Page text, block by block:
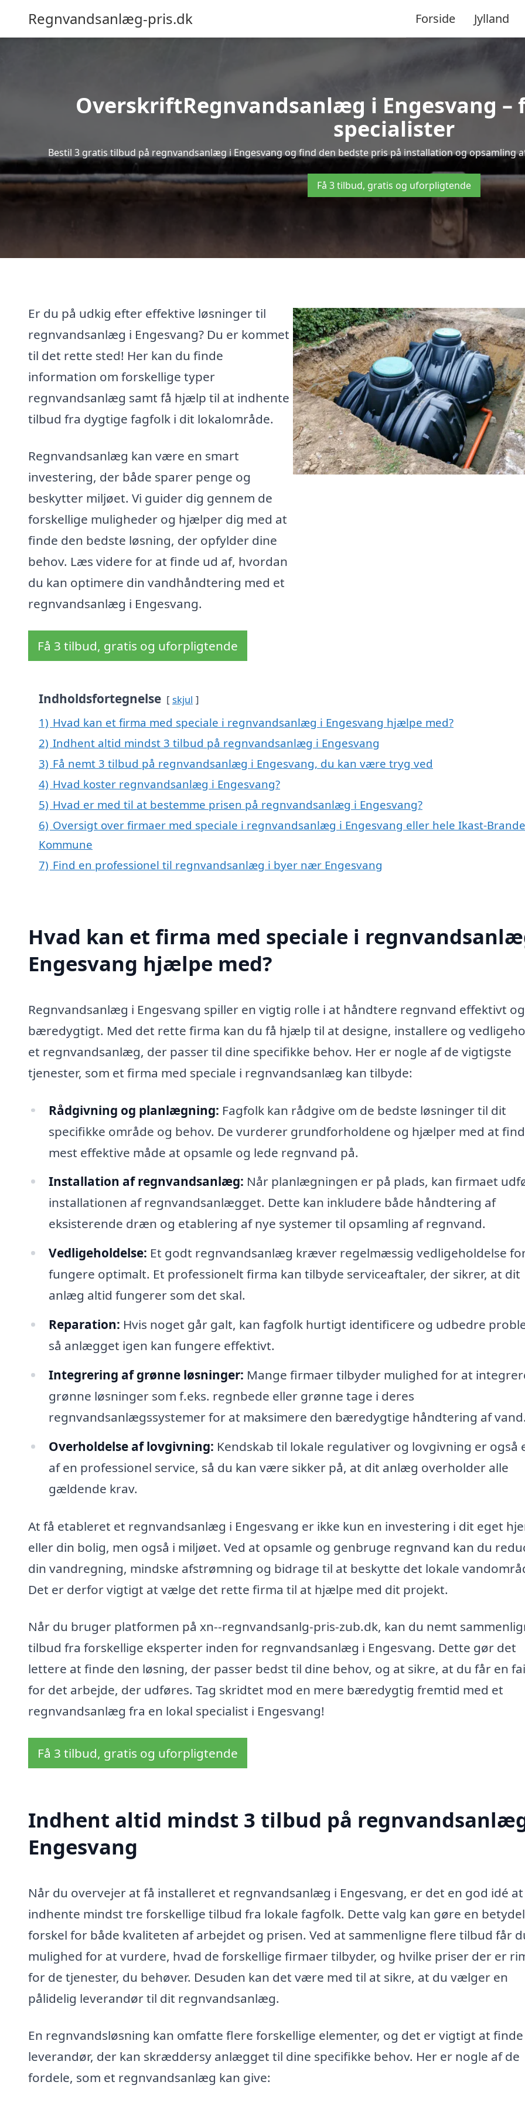
Regnvandsanlæg-pris.dk Forside Jylland
OverskriftRegnvandsanlæg i Engesvang
specialister
Bestil 3 gratis tilbud på regnvandsanlæg i Engesvang og find den bedste pris på installation og opsamling
Få 3 tilbud, gratis og uforpligtende
Er du på udkig efter effektive løsninger til
regnvandsanlæg i Engesvang? Du er kommet
til det rette sted! Her kan du finde
information om forskellige typer
regnvandsanlæg samt få hjælp til at indhente
tilbud fra dygtige fagfolk i dit lokalområde.
Regnvandsanlæg kan være en smart
investering, der både sparer penge og
beskytter miljøet. Vi guider dig gennem de
forskellige muligheder og hjælper dig med at
finde den bedste løsning, der opfylder dine
behov. Læs videre for at finde ud af, hvordan
du kan optimere din vandhåndtering med et
regnvandsanlæg i Engesvang.
Få 3 tilbud, gratis og uforpligtende
Indholdsfortegnelse skjul
1) Hvad kan et firma med speciale i regnvandsanlæg i Engesvang hjælpe med?
2) Indhent altid mindst 3 tilbud på regnvandsanlæg i Engesvang
3) Få nemt 3 tilbud på regnvandsanlæg i Engesvang, du kan være tryg ved
4) Hvad koster regnvandsanlæg i Engesvang?
5) Hvad er med til at bestemme prisen på regnvandsanlæg i Engesvang?
6) Oversigt over firmaer med speciale i regnvandsanlæg i Engesvang eller hele Ikast-Brande
Kommune
7) Find en professionel til regnvandsanlæg i byer nær Engesvang
Hvad kan et firma med speciale i
Engesvang hjælpe med?
Regnvandsanlæg i Engesvang spiller en vigtig rolle i at håndtere regnvand effektivt og
bæredygtigt. Med det rette firma kan du få hjælp til at designe, installere og
et regnvandsanlæg, der passer til dine specifikke behov. Her er nogle af de vigtigste
tjenester, som et firma med speciale i regnvandsanlæg kan tilbyde:
Rådgivning og planlægning: Fagfolk kan rådgive om de bedste løsninger til dit
specifikke område og behov. De vurderer grundforholdene og hjælper med at
mest effektive måde at opsamle og lede regnvand på.
Installation af regnvandsanlæg: Når planlægningen er på plads, kan firmaet
installationen af regnvandsanlægget. Dette kan inkludere både håndtering af
eksisterende dræn og etablering af nye systemer til opsamling af regnvand.
Vedligeholdelse: Et godt regnvandsanlæg kræver regelmæssig vedligeholdelse
fungere optimalt. Et professionelt firma kan tilbyde serviceaftaler, der sikrer, at dit
anlæg altid fungerer som det skal.
Reparation: Hvis noget går galt, kan fagfolk hurtigt identificere og udbedre
så anlægget igen kan fungere effektivt.
Integrering af grønne løsninger: Mange firmaer tilbyder mulighed for at
grønne løsninger som f.eks. regnbede eller grønne tage i deres
regnvandsanlægssystemer for at maksimere den bæredygtige håndtering af vand.
Overholdelse af lovgivning: Kendskab til lokale regulativer og lovgivning er også
af en professionel service, så du kan være sikker på, at dit anlæg overholder alle
gældende krav.
At få etableret et regnvandsanlæg i Engesvang er ikke kun en investering i dit eget
eller din bolig, men også i miljøet. Ved at opsamle og genbruge regnvand kan du
din vandregning, mindske afstrømning og bidrage til at beskytte det lokale
Det er derfor vigtigt at vælge det rette firma til at hjælpe med dit projekt.
Når du bruger platformen på xn--regnvandsanlg-pris-zub.dk, kan du nemt
tilbud fra forskellige eksperter inden for regnvandsanlæg i Engesvang. Dette gør det
lettere at finde den løsning, der passer bedst til dine behov, og at sikre, at du får en
for det arbejde, der udføres. Tag skridtet mod en mere bæredygtig fremtid med et
regnvandsanlæg fra en lokal specialist i Engesvang!
Få 3 tilbud, gratis og uforpligtende
Indhent altid mindst 3 tilbud på
Engesvang
Når du overvejer at få installeret et regnvandsanlæg i Engesvang, er det en god idé at
indhente mindst tre forskellige tilbud fra lokale fagfolk. Dette valg kan gøre en
forskel for både kvaliteten af arbejdet og prisen. Ved at sammenligne flere tilbud får
mulighed for at vurdere, hvad de forskellige firmaer tilbyder, og hvilke priser der er
for de tjenester, du behøver. Desuden kan det være med til at sikre, at du vælger en
pålidelig leverandør til dit regnvandsanlæg.
En regnvandsløsning kan omfatte flere forskellige elementer, og det er vigtigt at
leverandør, der kan skræddersy anlægget til dine specifikke behov. Her er nogle af de
fordele, som et regnvandsanlæg kan give: